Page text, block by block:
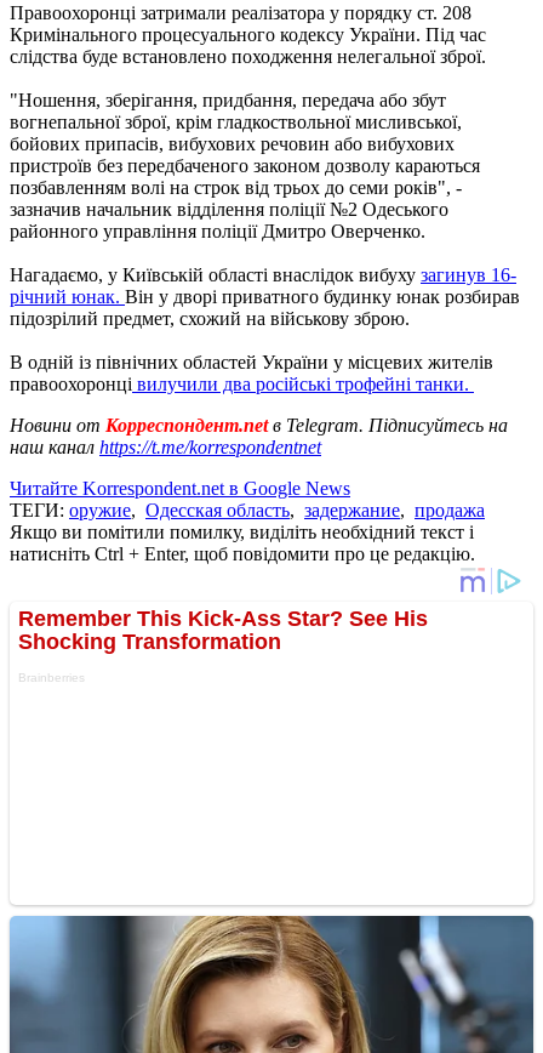
Правоохоронці затримали реалізатора у порядку ст. 208
Кримінального процесуального кодексу України. Під час
слідства буде встановлено походження нелегальної зброї.
"Ношення, зберігання, придбання, передача або збут
вогнепальної зброї, крім гладкоствольної мисливської,
бойових припасів, вибухових речовин або вибухових
пристроїв без передбаченого законом дозволу караються
позбавленням волі на строк від трьох до семи років", -
зазначив начальник відділення поліції №2 Одеського
районного управління поліції Дмитро Оверченко.
Нагадаємо, у Київській області внаслідок вибуху загинув 16-
річний юнак. Він у дворі приватного будинку юнак розбирав
підозрілий предмет, схожий на військову зброю.
В одній із північних областей України у місцевих жителів
правоохоронці вилучили два російські трофейні танки.
Новини от Корреспондент.netв Telegram. Підписуйтесь на
наш канал https://t.me/korrespondentnet
Читайте Korrespondent.net в Google News
ТЕГИ: оружие, Одесская область, задержание, продажа
Якщо ви помітили помилку, виділіть необхідний текст і
натисніть Ctrl + Enter, щоб повідомити про це редакцію.